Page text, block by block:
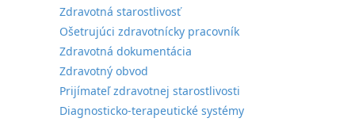
Zdravotná starostlivosť
Ošetrujúci zdravotnícky pracovník
Zdravotná dokumentácia
Zdravotný obvod
Prijímateľ zdravotnej starostlivosti
Diagnosticko-terapeutické systémy